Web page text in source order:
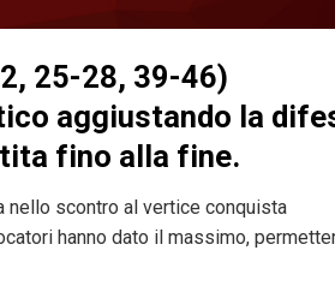
25-28, 39-46)
aggiustando la
fino alla fine.
nello scontro al vertice conquista
hanno dato il massimo,